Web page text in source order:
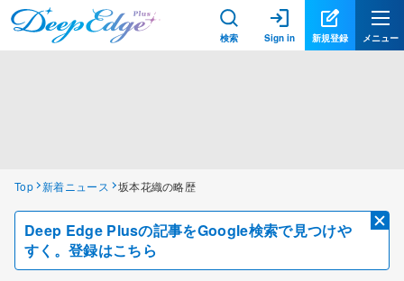
検索 Sign in 新規登録 メニュー
Top 新着ニュース 坂本花織の略歴
Deep Edge Plusの記事をGoogle検索で見つけや
すく。登録はこちら